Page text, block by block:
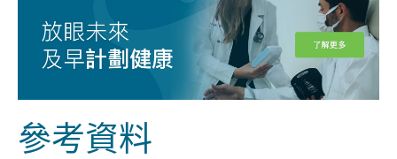
參考資料